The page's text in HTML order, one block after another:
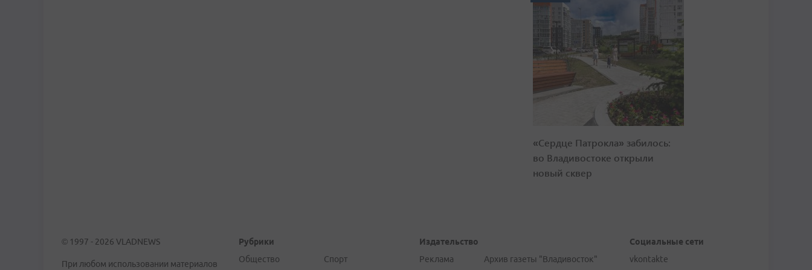
«Сердце Патрокла» забилось:
во Владивостоке открыли
новый сквер
© 1997 - 2026 VLADNEWS
При любом использовании материалов
Рубрики
Общество
Спорт
Издательство
Реклама
Архив газеты "Владивосток"
Социальные сети
vkontakte